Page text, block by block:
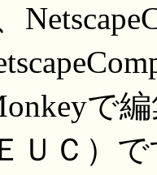
で
ＵＣ）